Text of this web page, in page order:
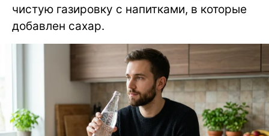
чистую газировку с напитками, в которые
добавлен сахар.